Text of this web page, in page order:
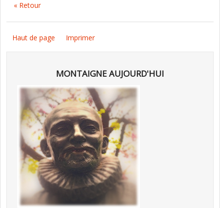
« Retour
Haut de page Imprimer
MONTAIGNE AUJOURD'HUI